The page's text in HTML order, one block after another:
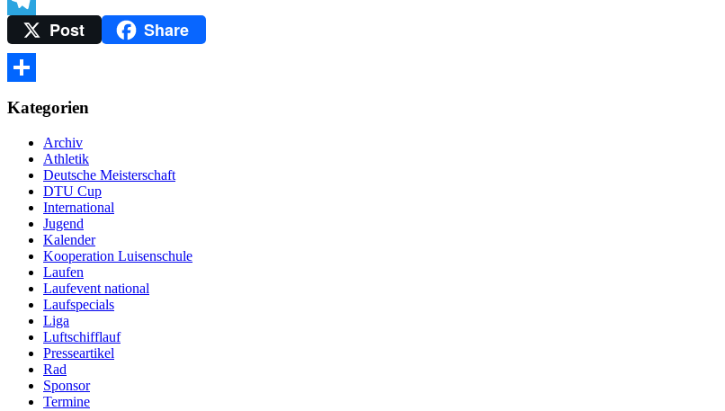
TelegramPost Share
Kategorien
Archiv
Athletik
Deutsche Meisterschaft
DTU Cup
International
Jugend
Kalender
Kooperation Luisenschule
Laufen
Laufevent national
Laufspecials
Liga
Luftschifflauf
Presseartikel
Rad
Sponsor
Termine